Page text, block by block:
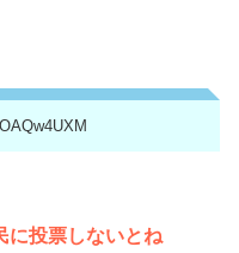
に投票しないとね